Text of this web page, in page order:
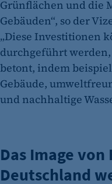
Grünflächen und die
Gebäuden“, so der
„Diese Investitionen
durchgeführt
betont, indem
Gebäude,
und nachhaltige
Das Image
Deutschland